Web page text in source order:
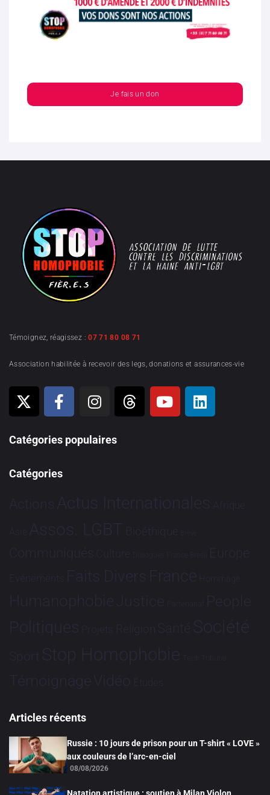
Je fais un don
Témoignez, réagissez :07 71 80 08 71
Association habilitée à recevoir des legs, donations et assurances-vie
Catégories populaires
Catégories
Actions Actus Internationales Afrique
Asie Assos. LGBT Bioéthique Brève
Communiqués Culture Dialogues France-Brésil Europe
Evénements Faits Divers France Hommage
HumanophobieJustice Partenariat People
Politiques Projets Religion Santé Société
Sport Stop Homophobie Tech Tribune
TémoignageVidéo Études
Articles récents
Russie : 10 jours de prison pour un T-shirt « LOVE »
aux couleurs de l’arc-en-ciel
08/08/2026